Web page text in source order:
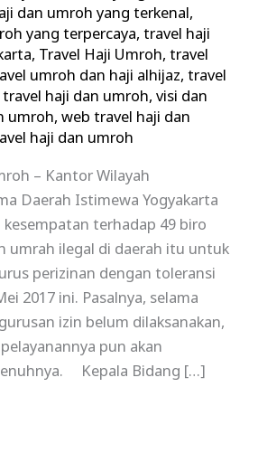
dan umroh yang terkenal,
yang terpercaya,travel haji
, Travel Haji Umroh,travel
umroh dan haji alhijaz,travel
travel haji dan umroh,visi dan
umroh,web travel haji dan
haji dan umroh
– Kantor Wilayah
Daerah Istimewa Yogyakarta
terhadap 49 biro
umrah ilegal di daerah itu untuk
perizinan dengan toleransi
2017 ini. Pasalnya, selama
izin belum dilaksanakan,
pun akan
Kepala Bidang […]